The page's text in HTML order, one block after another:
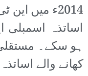
اساتذہ اسمبلی
ہو سکے۔
کھانے والے